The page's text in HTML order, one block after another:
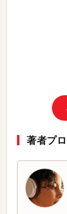
著者プ